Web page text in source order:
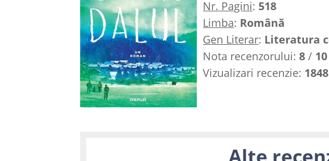
Nr. Pagini: 518
Limba: Română
Gen Literar: Literatura
Nota recenzorului:8 / 10
Vizualizari recenzie: 1848